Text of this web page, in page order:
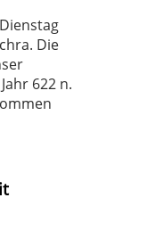
Die
622 n.